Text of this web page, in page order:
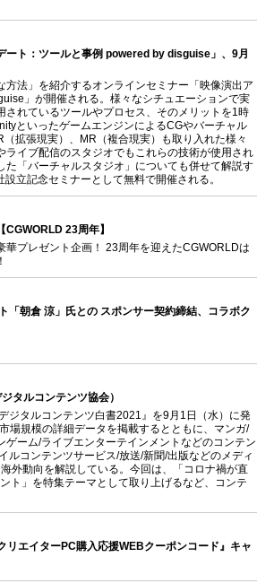
ート：ツールと事例 powered by disguise」、9月
方法」を紹介するオンラインセミナー「映像演出ア
」が開催される。様々なシチュエーションで実
れているツールやプロセス、そのメリットを1時
といったゲームエンジンによるCGやバーチャル
拡張現実）、MR（複合現実）も取り入れた様々
イブ配信のスタジオでもこれらの技術が使用され
「バーチャルスタジオ」についても併せて解説す
立記念セミナーとして無料で開催される。
CGWORLD 23周年】
プレゼント企画！ 23周年を迎えたCGWORLDは
朝倉 涼」氏との スポンサー契約締結、コラボク
タルコンテンツ協会）
ジタルコンテンツ白書2021』を9月1日（水）に発
場規模の詳細データを掲載するとともに、マンガ/
ーム/ライブエンターテインメントなどのコンテン
ルコンテンツサービス/放送/新聞/出版などのメディ
外動向を解説している。今回は、「コロナ禍が直
ト」を特集テーマとして取り上げるなど、コンテ
エイターPC購入応援WEBクーポンコード』キャ